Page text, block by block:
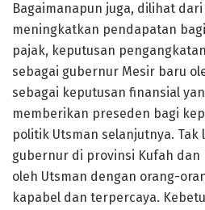
Bagaimanapun juga, dilihat
meningkatkan pendapatan
pajak, keputusan
sebagai gubernur Mesir baru
sebagai keputusan finansial
memberikan preseden bagi
politik Utsman selanjutnya. Tak
gubernur di provinsi Kufah dan
oleh Utsman dengan orang-
kapabel dan terpercaya.